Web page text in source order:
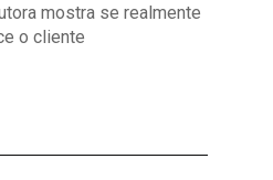
mostra se realmente
o cliente